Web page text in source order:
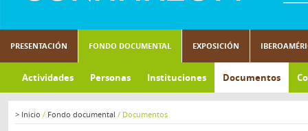
PRESENTACIÓN FONDO DOCUMENTAL EXPOSICIÓN
Actividades Personas Instituciones Documentos
> Inicio / Fondo documental / Documentos